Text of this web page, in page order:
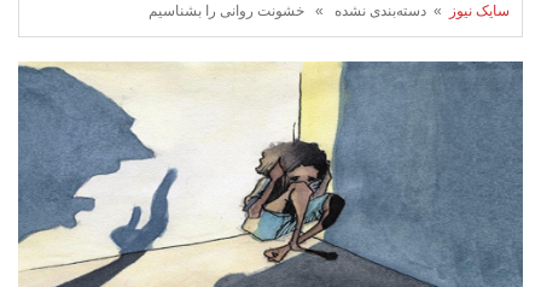
سایک نیوز » دسته‌بندی نشده » خشونت روانی را بشناسیم